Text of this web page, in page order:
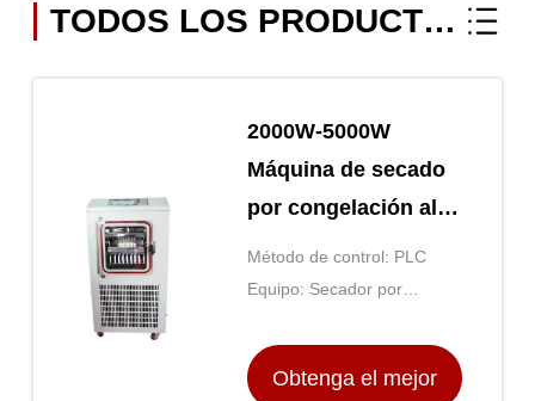
TODOS LOS PRODUCTOS
2000W-5000W
Máquina de secado
por congelación al
vacío
Método de control: PLC
Equipo: Secador por
Obtenga el mejor